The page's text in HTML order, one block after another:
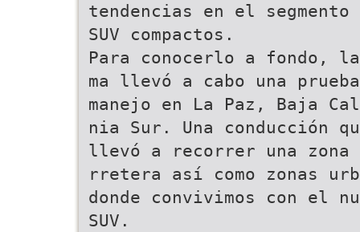
tendencias en el segmento
SUV compactos.
Para conocerlo a fondo,
ma llevó a cabo una
manejo en La Paz, Baja
nia Sur. Una conducción
llevó a recorrer una zona
rretera así como zonas
donde convivimos con el
SUV.